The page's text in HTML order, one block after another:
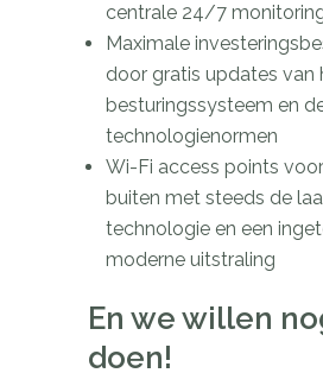
centrale 24/7
Maximale
door gratis updates van
besturingssysteem en
technologienormen
Wi-Fi access points
buiten met steeds de
technologie en een
moderne uitstraling
En we willen
doen!